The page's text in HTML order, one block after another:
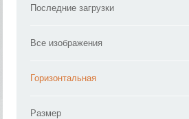
Последние загрузки
Все изображения
Горизонтальная
Размер